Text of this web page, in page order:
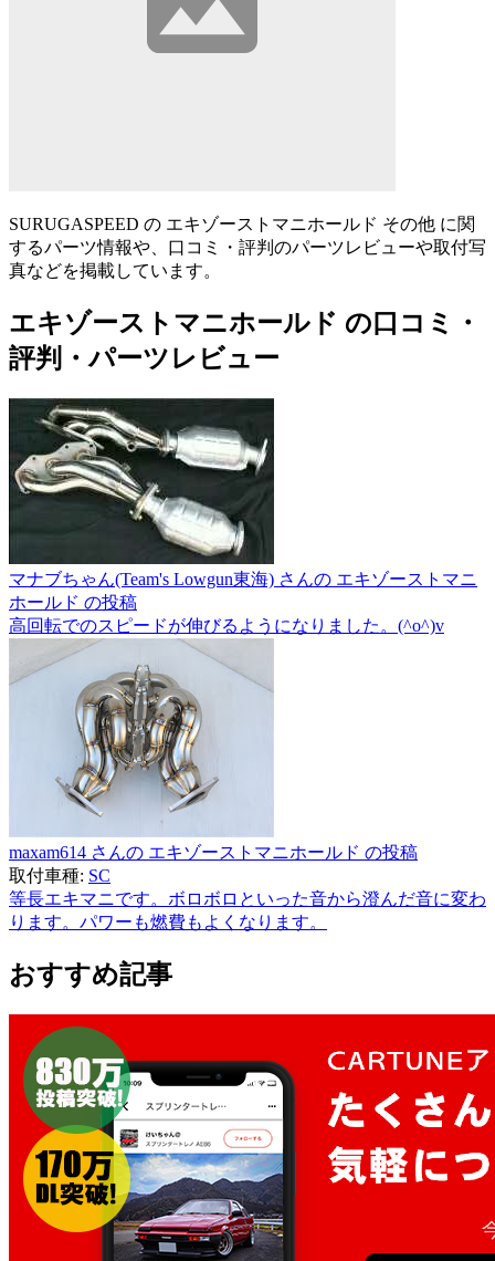
SURUGASPEED の エキゾーストマニホールド その他 に関
するパーツ情報や、口コミ・評判のパーツレビューや取付写
真などを掲載しています。
エキゾーストマニホールド の口コミ・
評判・パーツレビュー
マナブちゃん(Team's Lowgun東海) さんの エキゾーストマニ
ホールド の投稿
高回転でのスピードが伸びるようになりました。(^o^)v
maxam614 さんの エキゾーストマニホールド の投稿
取付車種: SC
等長エキマニです。ボロボロといった音から澄んだ音に変わ
ります。パワーも燃費もよくなります。
おすすめ記事